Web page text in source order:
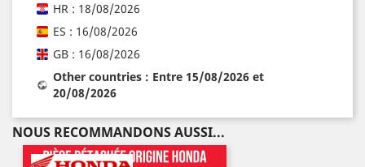
HR : 18/08/2026
ES : 16/08/2026
GB : 16/08/2026
Other countries : Entre 15/08/2026 et
20/08/2026
NOUS RECOMMANDONS AUSSI...